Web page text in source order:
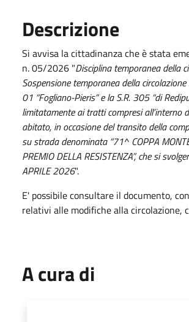
Descrizione
Si avvisa la cittadinanza che è stata
n. 05/2026 "Disciplina temporanea della
Sospensione temporanea della circolazione
01 “Fogliano-Pieris” e la S.R. 305 “di
limitatamente ai tratti compresi all’interno
abitato, in occasione del transito della
su strada denominata “71^ COPPA
PREMIO DELLA RESISTENZA”, che si
APRILE 2026".
E' possibile consultare il documento,
relativi alle modifiche alla circolazione,
A cura di